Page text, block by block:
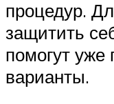
процедур.
защитить
помогут
варианты.